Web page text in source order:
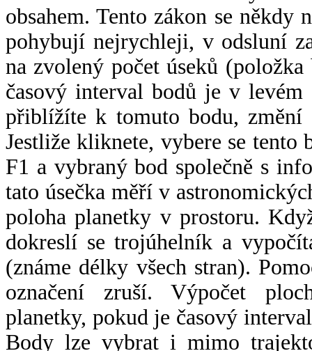
obsahem. Tento zákon se někdy
pohybují nejrychleji, v odsluní
na zvolený počet úseků
časový interval bodů je v
přiblížíte k tomuto bodu,
Jestliže kliknete, vybere se tento
F1 a vybraný bod společně s
tato úsečka měří v
poloha planetky v prostoru.
dokreslí se trojúhelník a
(známe délky všech stran).
označení zruší. Výpočet
planetky, pokud je časový
Body lze vybrat i mimo